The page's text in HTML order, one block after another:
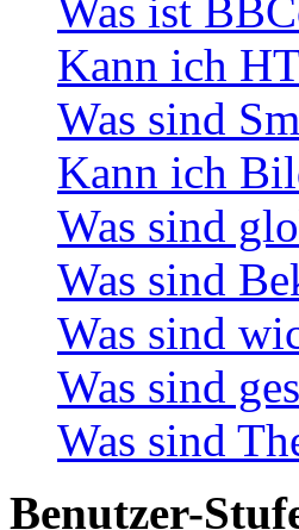
Was ist
Kann ich
Was sind
Kann ich
Was sind
Was sind
Was sind
Was sind
Was sind
Benutzer-